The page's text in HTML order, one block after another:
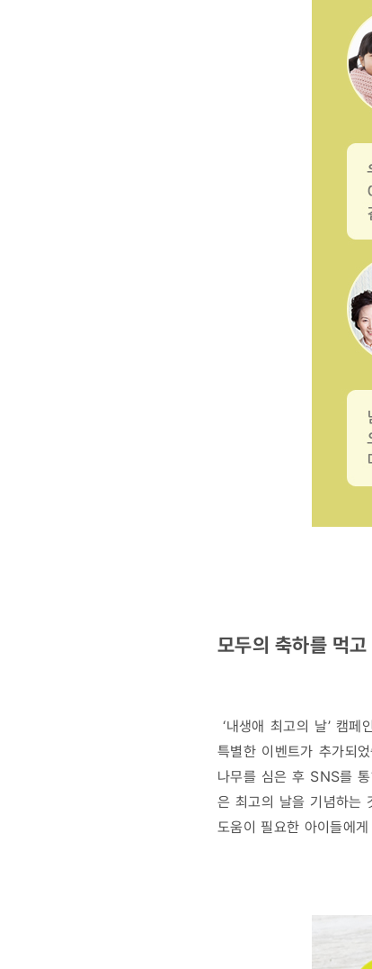
모두의 축하를 먹
‘내생애 최고의 날’ 캠
특별한 이벤트가 추가되
나무를 심은 후 SNS를
은 최고의 날을 기념하는
도움이 필요한 아이들에